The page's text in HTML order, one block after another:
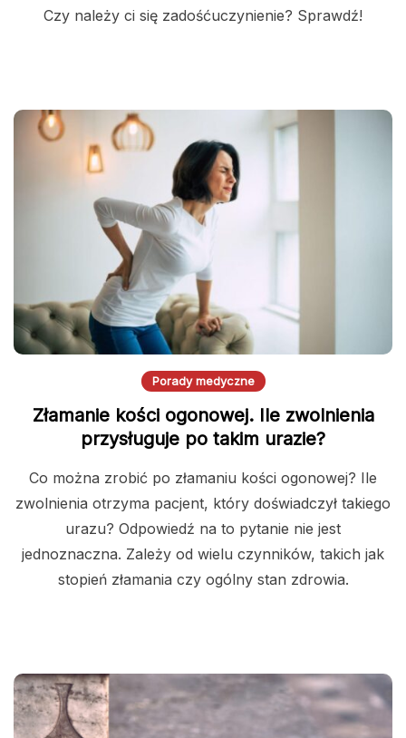
Czy należy ci się zadośćuczynienie? Sprawdź!
Porady medyczne
Złamanie kości ogonowej. Ile zwolnienia
przysługuje po takim urazie?
Co można zrobić po złamaniu kości ogonowej? Ile
zwolnienia otrzyma pacjent, który doświadczył takiego
urazu? Odpowiedź na to pytanie nie jest
jednoznaczna. Zależy od wielu czynników, takich jak
stopień złamania czy ogólny stan zdrowia.